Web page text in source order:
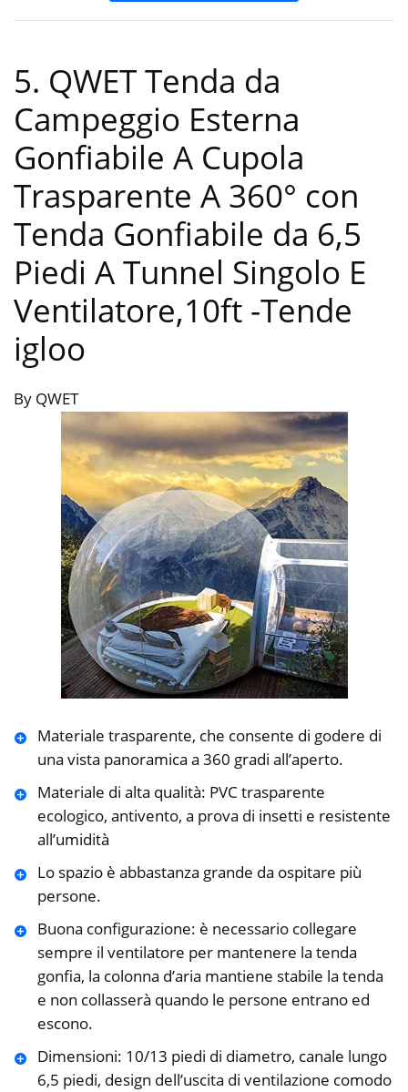
5. QWET Tenda da
Campeggio Esterna
Gonfiabile A Cupola
Trasparente A 360° con
Tenda Gonfiabile da 6,5
Piedi A Tunnel Singolo E
Ventilatore,10ft -Tende
igloo
By QWET
Materiale trasparente, che consente di godere di
una vista panoramica a 360 gradi all’aperto.
Materiale di alta qualità: PVC trasparente
ecologico, antivento, a prova di insetti e resistente
all’umidità
Lo spazio è abbastanza grande da ospitare più
persone.
Buona configurazione: è necessario collegare
sempre il ventilatore per mantenere la tenda
gonfia, la colonna d’aria mantiene stabile la tenda
e non collasserà quando le persone entrano ed
escono.
Dimensioni: 10/13 piedi di diametro, canale lungo
6,5 piedi, design dell’uscita di ventilazione comodo